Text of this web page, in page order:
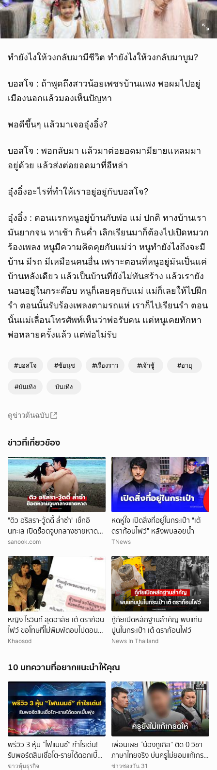
ทำยังไงให้วงกลับมามีชีวิต ทำยังไงให้วงกลับมาบูม?
บอสโจ : ถ้าพูดถึงสาวน้อยเพชรบ้านแพง พอผมไปอยู่
เมืองนอกแล้วมองเห็นปัญหา
พอดีขึ้นๆ แล้วมาเจออุ๋งอิ๋ง?
บอสโจ : พอกลับมา แล้วมาต่อยอดมามียายแหลมมา
อยู่ด้วย แล้วส่งต่อยอดมาที่อีหล่า
อุ๋งอิ๋งอะไรที่ทำให้เราอยู่อยู่กับบอสโจ?
อุ๋งอิ๋ง : ตอนแรกหนูอยู่บ้านกับพ่อ แม่ ปกติ ทางบ้านเรา
มันยากจน หาเช้า กินค่ำ เลิกเรียนมาก็ต้องไปเปิดหมวก
ร้องเพลง หนูมีความคิดคุยกับแม่ว่า หนูทำยังไงถึงจะมี
บ้าน มีรถ มีเหมือนคนอื่น เพราะตอนที่หนูอยู่มันเป็นแค่
บ้านหลังเดียว แล้วเป็นบ้านที่ยังไม่ทันสร้าง แล้วเรายัง
นอนอยู่ในกระต๊อบ หนูก็เลยคุยกับแม่ แม่ก็เลยให้ไปฝึก
รำ ตอนนั้นรับร้องเพลงตามรถแห่ เราก็ไปเรียนรำ ตอน
นั้นแม่เลื่อนโทรศัพท์เห็นว่าพ่อรับคน แต่หนูเคยทักหา
พ่อหลายครั้งแล้ว แต่พ่อไม่รับ
#บอสโจ #ซ้อนุช #เรื่องราว #เจ้าชู้ #อายุ
#บันเทิง บันเทิง
ดูข่าวต้นฉบับ
ข่าวที่เกี่ยวข้อง
"ดิว อริสรา-วู้ดดี้ ล่ำซำ" เช็กอิ
นทะเล เปิดช็อตจูบกลางชายหาด
หวานฉ่ำมาก
sanook.com
หดหู่ใจ เปิดสิ่งที่อยู่ในกระเป๋า "เต้
ดราก้อนไฟว์" หลังพบลอยน้ำ
TNews
หญิง ไรวินท์ สุดอาลัย เต้ ดราก้อน
ไฟว์ ขอโทษที่ไม่พิมพ์ตอบไปตอน
นั้น เผย22ปีที่รู้จัก
Khaosod
กู้ภัยเปิดหลักฐานสำคัญ พบแท่น
ปูนในกระเป๋า เต้ ดราก้อนไฟว์
News In Thailand
10 บทความที่อยากแนะนำให้คุณ
พรีวิว 3 หุ้น “ไฟแนนซ์” กำไรเด่น!
รับพอร์ตสินเชื่อโต-รายได้ดอกเบี้ย
พุ่ง
ข่าวหุ้นธุรกิจ
เพื่อนเผย “น้องกูเกิล” ติด 0 วิชา
ภาษาไทยจริง บ่นครูไม่ยอมแก้เกรด
ให้
ข่าวช่องวัน 31